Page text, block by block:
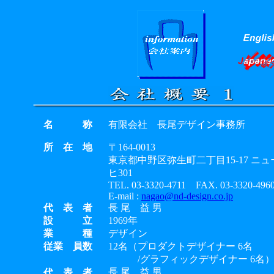
名 称
所 在 地
有限会社 長尾デザイン事務所
〒164-0013
東京都中野区弥生町二丁目15-17 ニュ
ヒ301
TEL. 03-3320-4711 FAX. 03-3320-
E-mail : nagao@nd-design.co.jp
代 表 者
設 立
業 種
従業 員数
長 尾 益 男
1969年
デザイン
12名（プロダクトデザイナー 6名
/グラフィックデザイナー 6名）
長 尾 益 男